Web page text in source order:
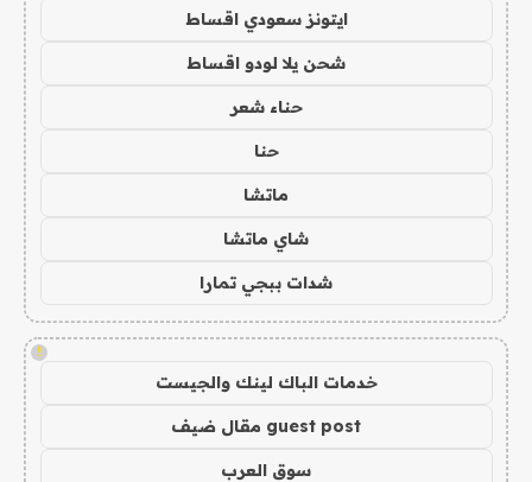
ايتونز سعودي اقساط
شحن يلا لودو اقساط
حناء شعر
حنا
ماتشا
شاي ماتشا
شدات ببجي تمارا
!
خدمات الباك لينك والجيست
guest post مقال ضيف
سوق العرب